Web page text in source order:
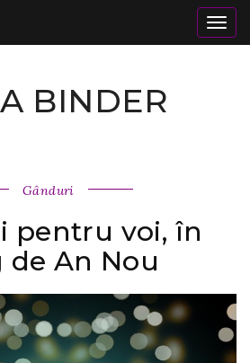
BINDER
Gânduri
pentru voi, în
de An Nou